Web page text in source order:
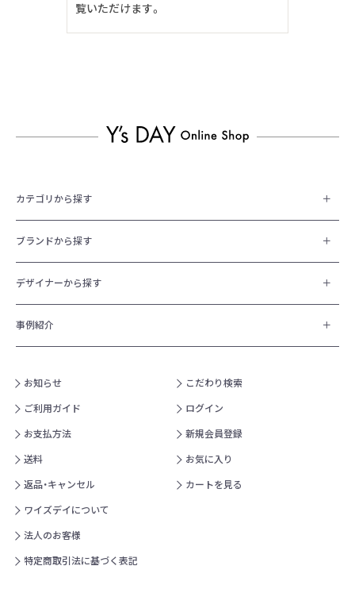
覧いただけます。
カテゴリから探す
ブランドから探す
デザイナーから探す
事例紹介
お知らせ
ご利用ガイド
お支払方法
送料
返品・キャンセル
ワイズデイについて
法人のお客様
特定商取引法に基づく表記
こだわり検索
ログイン
新規会員登録
お気に入り
カートを見る